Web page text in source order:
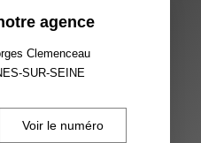
agence
Clemenceau
SUR-SEINE
Voir le numéro